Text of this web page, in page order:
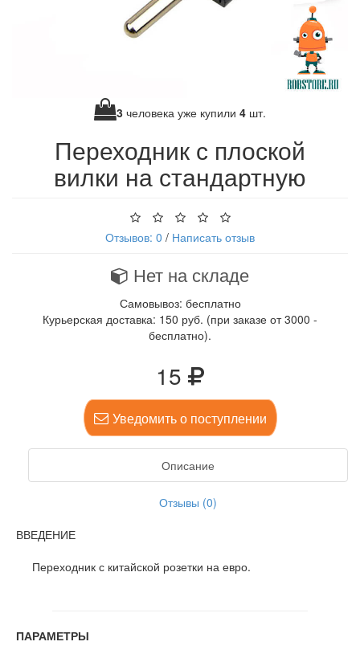
3 человека уже купили 4 шт.
Переходник с плоской
вилки на стандартную
Отзывов: 0 / Написать отзыв
Нет на складе
Самовывоз: бесплатно
Курьерская доставка: 150 руб. (при заказе от 3000 -
бесплатно).
15
Уведомить о поступлении
Описание
Отзывы (0)
ВВЕДЕНИЕ
Переходник с китайской розетки на евро.
ПАРАМЕТРЫ